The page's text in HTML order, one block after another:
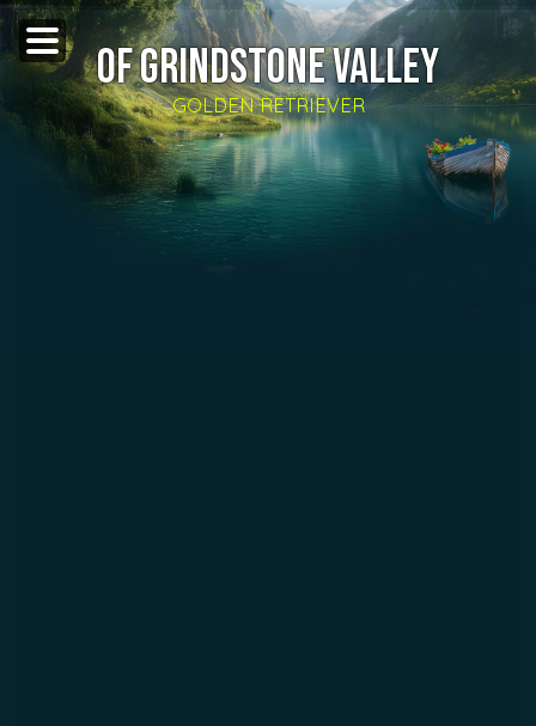
OF GRINDSTONE VALLEY
GOLDEN RETRIEVER